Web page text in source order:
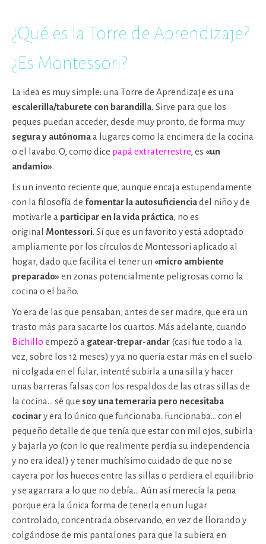
¿Qué es la Torre de Aprendizaje?
¿Es Montessori?
La idea es muy simple: una Torre de Aprendizaje es una
escalerilla/taburete con barandilla. Sirve para que los
peques puedan acceder, desde muy pronto, de forma muy
segura y autónomaa lugares como la encimera de la cocina
o el lavabo. O, como dice papá extraterrestre, es «un
andamio».
Es un invento reciente que, aunque encaja estupendamente
con la filosofía de fomentar la autosuficienciadel niño y de
motivarle a participar en la vida práctica, no es
original Montessori. Sí que es un favorito y está adoptado
ampliamente por los círculos de Montessori aplicado al
hogar, dado que facilita el tener un «micro ambiente
preparado» en zonas potencialmente peligrosas como la
cocina o el baño.
Yo era de las que pensaban, antes de ser madre, que era un
trasto más para sacarte los cuartos. Más adelante, cuando
Bichillo empezó a gatear-trepar-andar (casi fue todo a la
vez, sobre los 12 meses) y ya no quería estar más en el suelo
ni colgada en el fular, intenté subirla a una silla y hacer
unas barreras falsas con los respaldos de las otras sillas de
la cocina… sé que soy una temeraria pero necesitaba
cocinary era lo único que funcionaba. Funcionaba… con el
pequeño detalle de que tenía que estar con mil ojos, subirla
y bajarla yo (con lo que realmente perdía su independencia
y no era ideal) y tener muchísimo cuidado de que no se
cayera por los huecos entre las sillas o perdiera el equilibrio
y se agarrara a lo que no debía… Aún así merecía la pena
porque era la única forma de tenerla en un lugar
controlado, concentrada observando, en vez de llorando y
colgándose de mis pantalones para que la subiera en